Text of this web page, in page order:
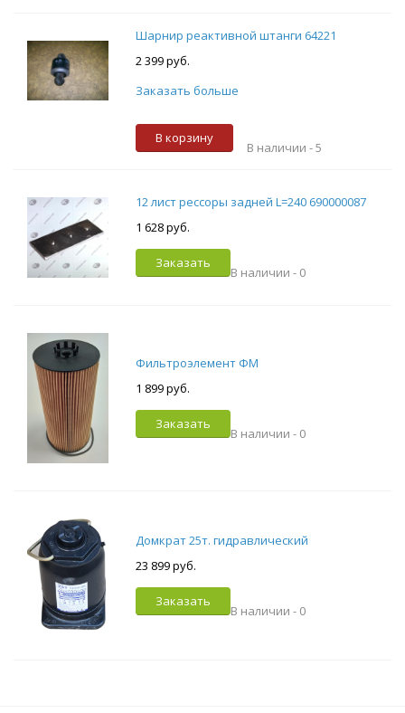
Шарнир реактивной штанги 64221
2 399 руб.
Заказать больше
В корзину
В наличии -5
12 лист рессоры задней L=240 690000087
1 628 руб.
Заказать
В наличии - 0
Фильтроэлемент ФМ
1 899 руб.
Заказать
В наличии - 0
Домкрат 25т. гидравлический
23 899 руб.
Заказать
В наличии - 0